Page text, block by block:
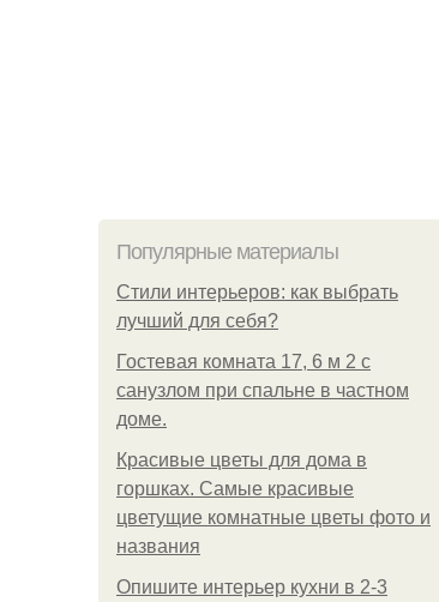
Популярные материалы
Стили интерьеров: как выбрать
лучший для себя?
Гостевая комната 17, 6 м 2 с
санузлом при спальне в частном
доме.
Красивые цветы для дома в
горшках. Самые красивые
цветущие комнатные цветы фото и
названия
Опишите интерьер кухни в 2-3